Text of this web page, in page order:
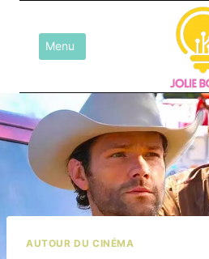
contenuMenu
AUTOUR DU CINÉMA